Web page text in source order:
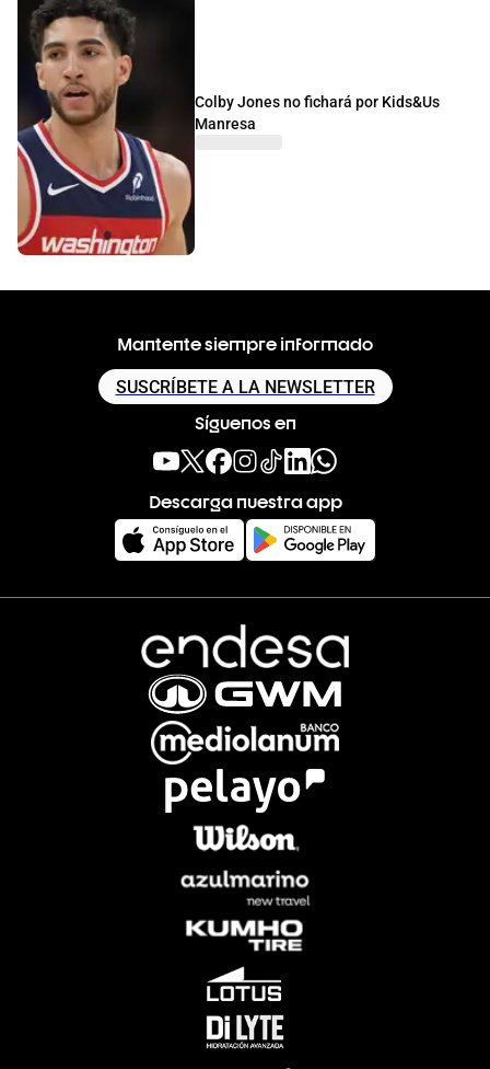
Colby Jones no fichará por Kids&Us
Manresa
Mantente siempre informado
SUSCRÍBETE A LA NEWSLETTER
Síguenos en
Descarga nuestra app